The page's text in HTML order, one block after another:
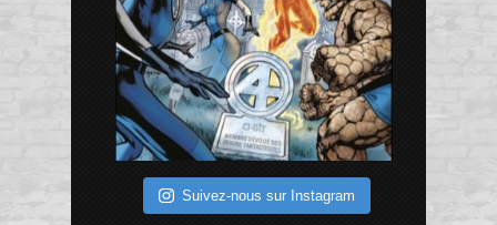
Suivez-nous sur Instagram